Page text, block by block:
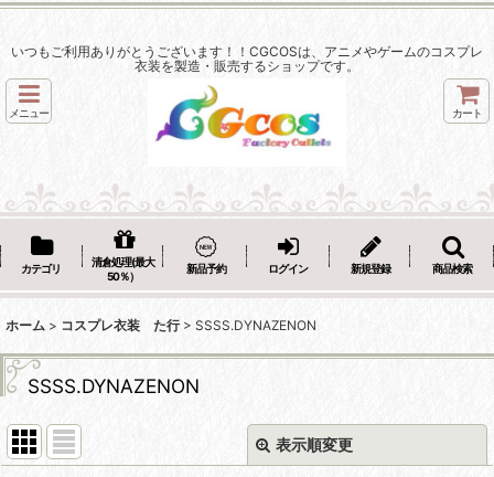
いつもご利用ありがとうございます！！CGCOSは、アニメやゲームのコスプレ
衣装を製造・販売するショップです。
メニュー カート
カテゴリ
清倉処理(最大
50％）
新品予約 ログイン 新規登録 商品検索
ホーム > コスプレ衣装 た行 > SSSS.DYNAZENON
SSSS.DYNAZENON
表示順変更